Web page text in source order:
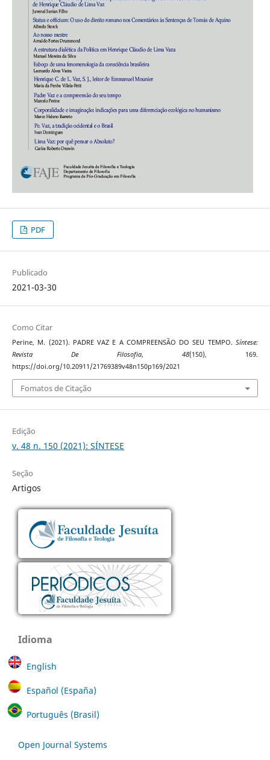
PDF
Publicado
2021-03-30
Como Citar
Perine, M. (2021). PADRE VAZ E A COMPREENSÃO DO SEU TEMPO.Síntese:
Revista De Filosofia,48(150), 169.
https://doi.org/10.20911/21769389v48n150p169/2021
Fomatos de Citação
Edição
v. 48 n. 150 (2021): SÍNTESE
Seção
Artigos
Idioma
English
Español (España)
Português (Brasil)
Open Journal Systems